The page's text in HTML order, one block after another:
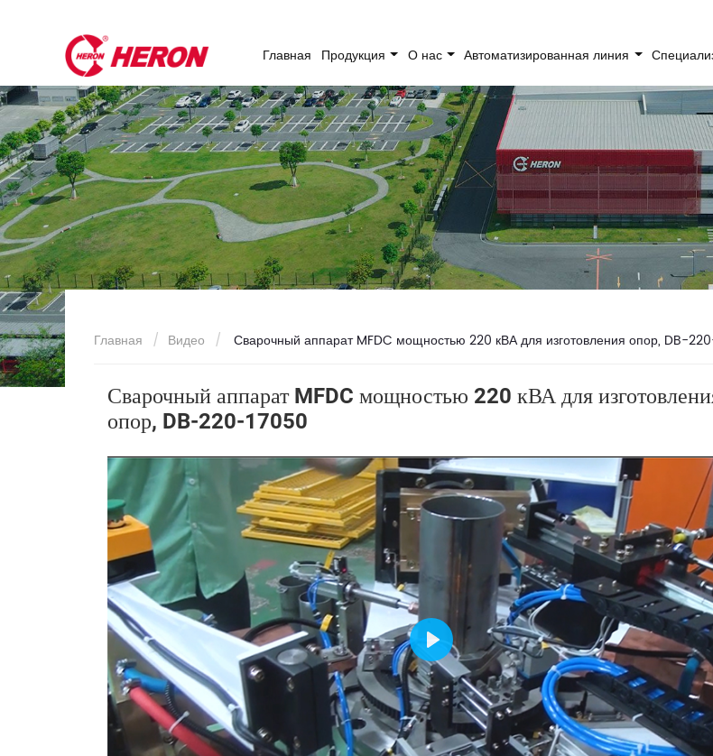
Главная Продукция О нас Автоматизированная линия
Главная Видео Сварочный аппарат MFDC мощностью 220 кВА для изготовления опор, DB-
Сварочный аппарат MFDC мощностью 220 кВА для
опор, DB-220-17050
Play